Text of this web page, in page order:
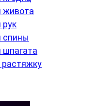
живота
рук
спины
шпагата
растяжку